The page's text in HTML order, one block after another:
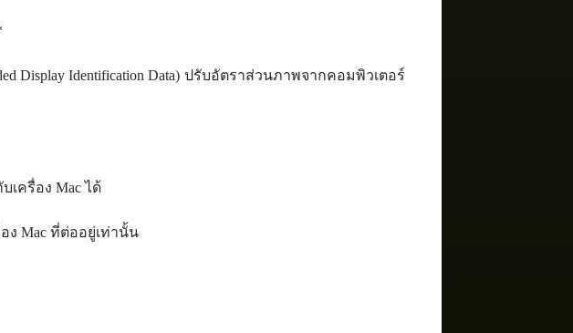
Display Identification Data) ปรับอัตราส่วนภาพจากคอมพิวเตอร์
เครื่อง Mac ได้
ง Mac ที่ต่ออยู่เท่านั้น